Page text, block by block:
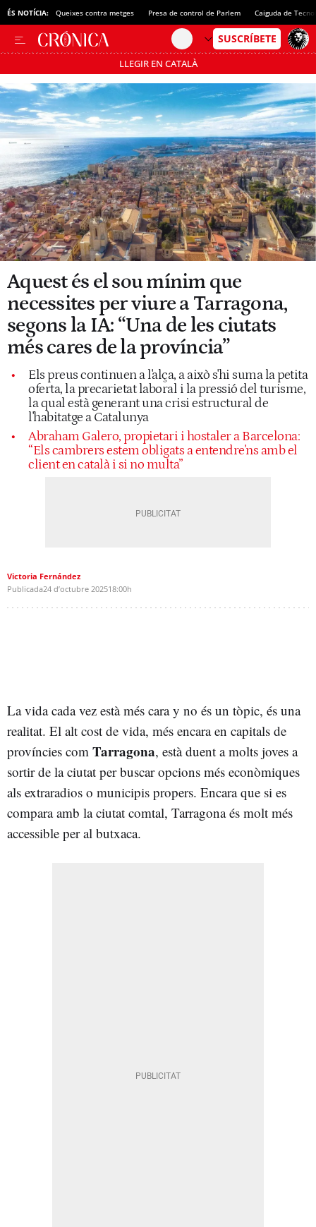
ÉS NOTÍCIA: Queixes contra metges Presa de control de Parlem Caiguda de
LLEGIR EN CATALÀ
Passa’t al mode estalvi
Aquest és el sou mínim que
necessites per viure a Tarragona,
segons la IA: “Una de les ciutats
més cares de la província”
Els preus continuen a l'alça, a això s'hi suma la petita
oferta, la precarietat laboral i la pressió del turisme,
la qual està generant una crisi estructural de
l'habitatge a Catalunya
Abraham Galero, propietari i hostaler a Barcelona:
“Els cambrers estem obligats a entendre'ns amb el
client en català i si no multa”
Victoria Fernández
Publicada24 d’octubre 202518:00h
La vida cada vez està més cara y no és un tòpic, és una
realitat. El alt cost de vida, més encara en capitals de
províncies com Tarragona, està duent a molts joves a
sortir de la ciutat per buscar opcions més econòmiques
als extraradios o municipis propers. Encara que si es
compara amb la ciutat comtal, Tarragona és molt més
accessible per al butxaca.